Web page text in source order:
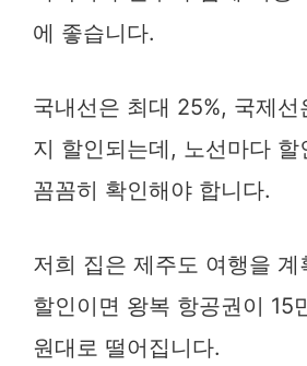
에 좋습니다.
국내선은 최대 25%, 국제선
지 할인되는데, 노선마다 할
꼼꼼히 확인해야 합니다.
저희 집은 제주도 여행을
할인이면 왕복 항공권이 15
원대로 떨어집니다.